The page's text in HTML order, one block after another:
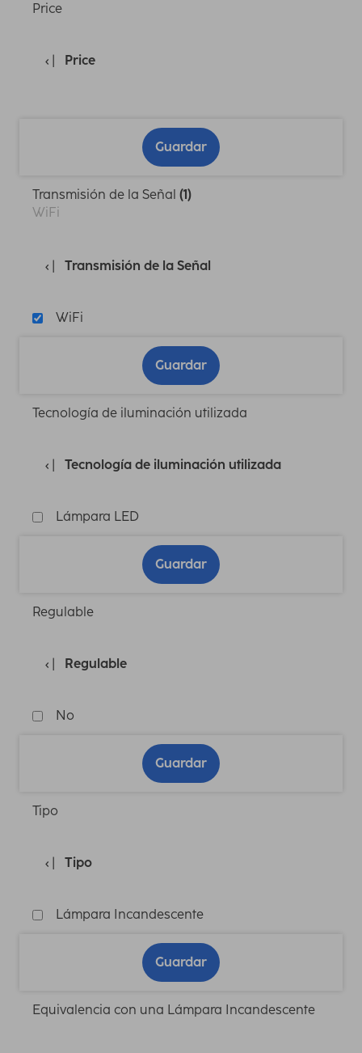
Price
Price
Guardar
Transmisión de la Señal (1)
WiFi
Transmisión de la Señal
WiFi
Guardar
Tecnología de iluminación utilizada
Tecnología de iluminación utilizada
Lámpara LED
Guardar
Regulable
Regulable
No
Guardar
Tipo
Tipo
Lámpara Incandescente
Guardar
Equivalencia con una Lámpara Incandescente